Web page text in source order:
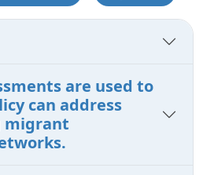
are used to
can address
migrant